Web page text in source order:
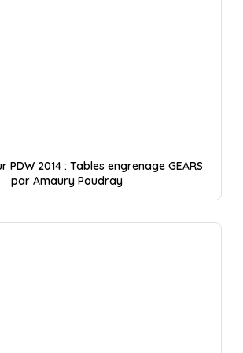
PDW 2014 : Tables engrenage GEARS
par Amaury Poudray